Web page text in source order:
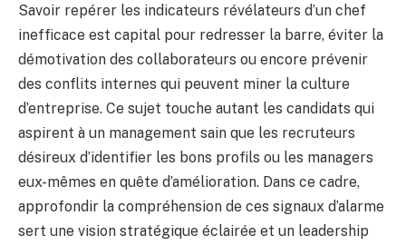
Savoir repérer les indicateurs révélateurs d’un chef
inefficace est capital pour redresser la barre, éviter la
démotivation des collaborateurs ou encore prévenir
des conflits internes qui peuvent miner la culture
d’entreprise. Ce sujet touche autant les candidats qui
aspirent à un management sain que les recruteurs
désireux d’identifier les bons profils ou les managers
eux-mêmes en quête d’amélioration. Dans ce cadre,
approfondir la compréhension de ces signaux d’alarme
sert une vision stratégique éclairée et un leadership